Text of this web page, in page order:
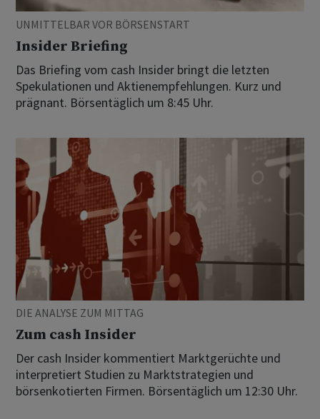
UNMITTELBAR VOR BÖRSENSTART
Insider Briefing
Das Briefing vom cash Insider bringt die letzten
Spekulationen und Aktienempfehlungen. Kurz und
prägnant. Börsentäglich um 8:45 Uhr.
DIE ANALYSE ZUM MITTAG
Zum cash Insider
Der cash Insider kommentiert Marktgerüchte und
interpretiert Studien zu Marktstrategien und
börsenkotierten Firmen. Börsentäglich um 12:30 Uhr.